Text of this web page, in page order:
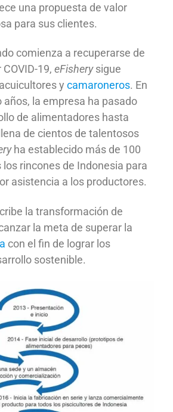
una propuesta de valor
para sus clientes.
comienza a recuperarse de
COVID-19,eFisherysigue
ycamaroneros. En
años, la empresa ha pasado
de alimentadores hasta
de cientos de talentosos
ha establecido más de 100
rincones de Indonesia para
asistencia a los productores.
la transformación de
la meta de superar la
con el fin de lograr los
sostenible.